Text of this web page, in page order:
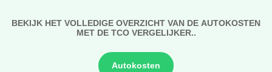
BEKIJK HET VOLLEDIGE OVERZICHT VAN DE AUTOKOSTEN
MET DE TCO VERGELIJKER..
Autokosten